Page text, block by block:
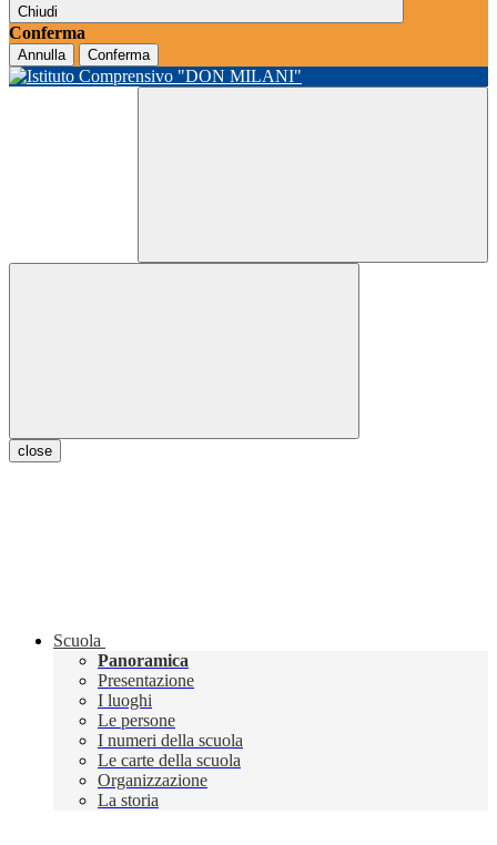
Chiudi
Conferma
Annulla Conferma
close
Scuola
Panoramica
Presentazione
I luoghi
Le persone
I numeri della scuola
Le carte della scuola
Organizzazione
La storia